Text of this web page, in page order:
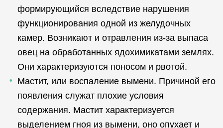
формирующийся вследствие нарушения
функционирования одной из желудочных
камер. Возникают и отравления из-за выпаса
овец на обработанных ядохимикатами землях.
Они характеризуются поносом и рвотой.
Мастит, или воспаление вымени. Причиной его
появления служат плохие условия
содержания. Мастит характеризуется
выделением гноя из вымени, оно опухает и